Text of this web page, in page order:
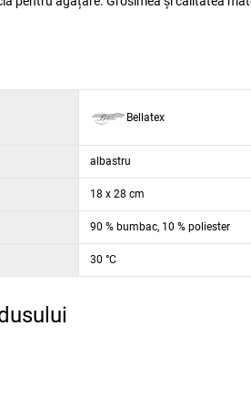
Bellatex
albastru
18 x 28 cm
90 % bumbac, 10 % poliester
30 °C